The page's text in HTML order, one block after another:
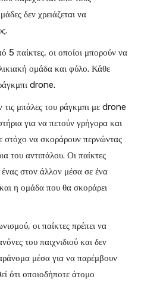
δεν χρειάζεται να
5 παίκτες, οι οποίοι μπορούν να
ομάδα και φύλο. Κάθε
drone.
τις μπάλες του ράγκμπι με drone
για να πετούν γρήγορα και
στόχο να σκοράρουν περνώντας
του αντιπάλου. Οι παίκτες
ένας στον άλλον μέσα σε ένα
η ομάδα που θα σκοράρει
οι παίκτες πρέπει να
του παιχνιδιού και δεν
μέσα για να παρέμβουν
ότι οποιοδήποτε άτομο